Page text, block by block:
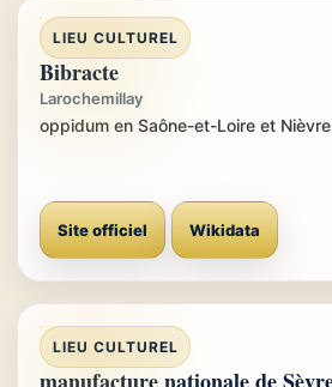
LIEU CULTUREL
Bibracte
Larochemillay
oppidum en Saône-et-Loire et Nièvre
Site officiel Wikidata
LIEU CULTUREL